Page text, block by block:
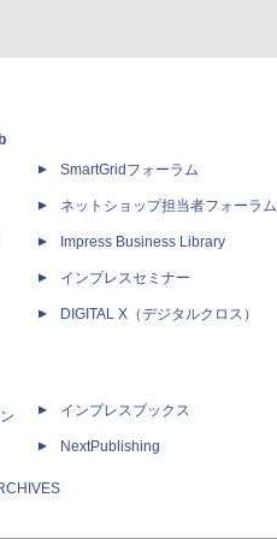
SmartGridフォーラム
ネットショップ担当者フォーラム
Impress Business Library
インプレスセミナー
DIGITAL X（デジタルクロス）
インプレスブックス
NextPublishing